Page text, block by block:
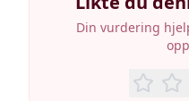
Din vurdering